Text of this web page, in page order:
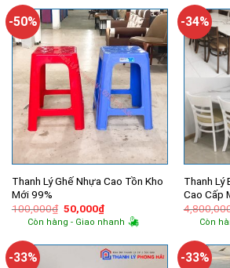
115,000₫.
-50%
Thanh Lý Ghế Nhựa Cao Tồn Kho
Mới 99%
100,000₫ Giá
gốc
là:
50,000₫Giá
hiện
tại
50,000₫.
Còn hàng - Giao nhanh
-34%
Thanh Lý
Cao Cấp
Còn
-33% -33%